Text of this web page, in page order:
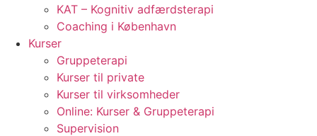
KAT – Kognitiv adfærdsterapi
Coaching i København
Kurser
Gruppeterapi
Kurser til private
Kurser til virksomheder
Online: Kurser & Gruppeterapi
Supervision